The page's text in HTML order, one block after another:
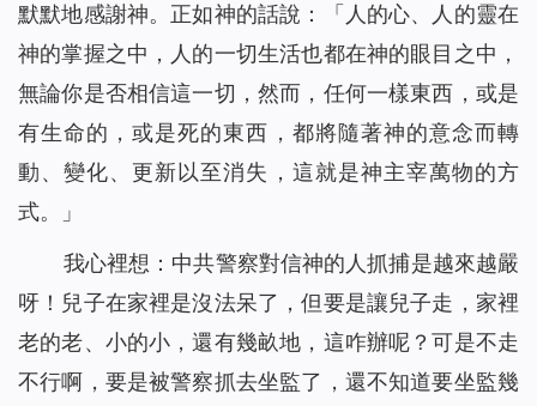
默默地感謝神。正如神的話說：「 人的心、人的靈在
神的掌握之中，人的一切生活也都在神的眼目之中，
無論你是否相信這一切，然而，任何一樣東西，或是
有生命的，或是死的東西，都將隨著神的意念而轉
動、變化、更新以至消失，這就是神主宰萬物的方
式。
」
我心裡想：中共警察對信神的人抓捕是越來越嚴
呀！兒子在家裡是沒法呆了，但要是讓兒子走，家裡
老的老、小的小，還有幾畝地，這咋辦呢？可是不走
不行啊，要是被警察抓去坐監了，還不知道要坐監幾